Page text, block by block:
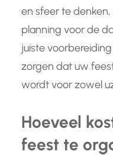
en sfeer te
planning voor de
juiste
zorgen dat uw
wordt voor zowel
Hoeveel
feest te